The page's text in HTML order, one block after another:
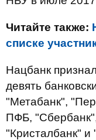
Читайте также:
списке
Нацбанк
девять
"Метабанк",
ПФБ,
"Кристалбанк" и